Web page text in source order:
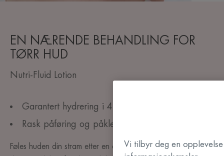
EN NÆRENDE BEHANDLING FOR
TØRR HUD
Nutri-Fluid Lotion
Garantert hydrering i 48 timer⁴
Rask påføring og påkledning
Føles huden din stram etter en dusj eller ru å berøre? Da er
Vi tilbyr deg en